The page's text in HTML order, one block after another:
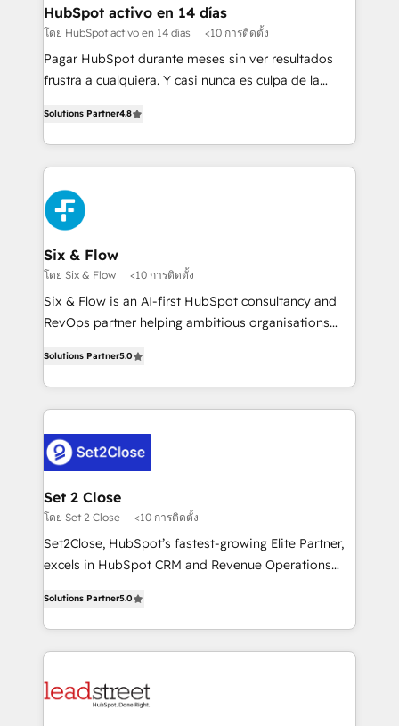
Transformation / Web Development • RevOps &
Sales Consulting • Marketing Automation What
makes us different? 🚀 Top 0.5% of global HubSpot
agencies ⚙️ The strongest technical ability and
partners who will embed ourselves into your
business, processes and systems 🏢 We specialise in
complex use cases 🏆 CRM Implementation,
Platform Enablement, Custom Integration and
Certified
HubSpot activo en 14 días
โดย HubSpot activo en 14 días <10 การติดตั้ง
Pagar HubSpot durante meses sin ver resultados
frustra a cualquiera. Y casi nunca es culpa de la
casos de uso: cada uno resuelve un problema
concreto de tu operación en HubSpot. La entrega
toma de 1 a 3 semanas por caso, abordamos varios
en paralelo cuando tiene sentido, y siempre
confirmamos resultados antes de seguir avanzando.
Empiezas a ver resultados antes de que termine el
mes. 🏆 HubSpot Partner of the Year 2022, máximo
reconocimiento del ecosistema. Elite Solutions
Partner, el nivel más alto. +700 clientes
Hospital ABC, Hogares Unión, Yves Rocher,
MacStore, Café Britt, Bella Piel, confiaron en
respuestas para empezar. Te ayudamos a identificar
el primer caso de uso que más impacto te dará.
días.
Solutions Partner4.8
Six & Flow
โดย Six & Flow <10 การติดตั้ง
Six & Flow is an AI-first HubSpot consultancy and
RevOps partner helping ambitious organisations
Operating across the UK, Netherlands, Ireland, and
Canada, we’ve delivered thousands of successful
HubSpot projects for mid-market and enterprise
combine HubSpot, data, and AI to design connected
go-to-market systems that align people, process,
and technology for predictable, scalable revenue
growth. Our expertise spans RevOps, CRM and data
architecture, AI enablement, and strategic marketing,
delivered through our proprietary FLAIR framework
Partner and ISO 27001:2022 certified consultancy,
we blend strategy, creativity, and technology to help
Solutions Partner5.0
Set 2 Close
โดย Set 2 Close <10 การติดตั้ง
Set2Close, HubSpot’s fastest-growing Elite Partner,
excels in HubSpot CRM and Revenue Operations
As a top HubSpot Elite Partner, we specialize in
custom HubSpot CRM solutions. Our experts design,
implement, and optimize systems to enhance user
marketing, and service teams. From setup to
Solutions Partner5.0